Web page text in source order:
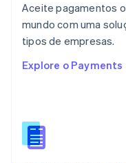
Aceite pagamentos
mundo com uma
tipos de empresas.
Explore o Payments
English
Nova Zelândia
English
NederlandsEnglish
Português
RAE de Hong